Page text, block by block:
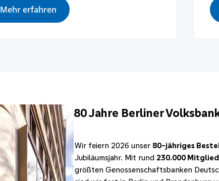
Mehr erfahren
80 Jahre Berliner
Wir feiern 2026 unser 80-jähriges
Jubiläumsjahr. Mit rund 230.000
größten Genossenschaftsbanken